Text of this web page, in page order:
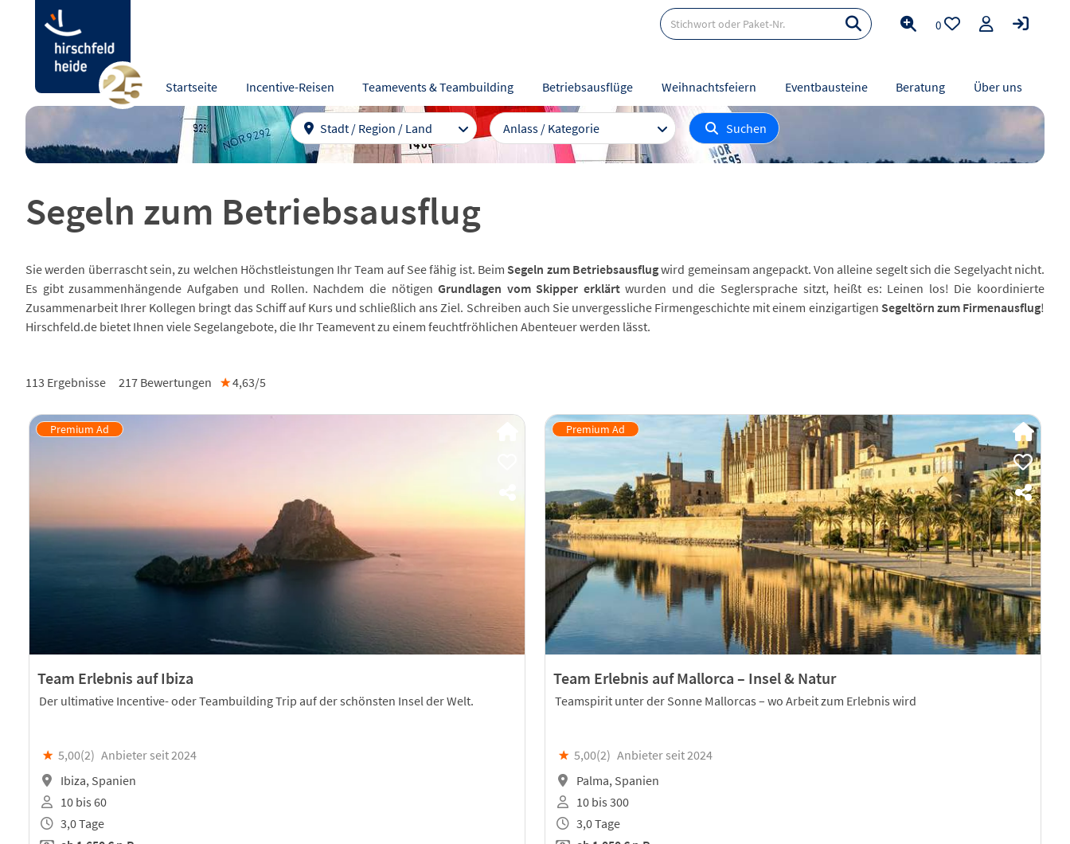
Startseite Incentive-Reisen Teamevents & Teambuilding Betriebsausflüge Weihnachtsfeiern Eventbausteine Beratung Über uns
0
Stadt / Region / Land Anlass / Kategorie Suchen
Segeln zum Betriebsausflug
Sie werden überrascht sein, zu welchen Höchstleistungen Ihr Team auf See fähig ist. Beim Segeln zum Betriebsausflugwird gemeinsam angepackt. Von alleine segelt sich die Segelyacht nicht.
Es gibt zusammenhängende Aufgaben und Rollen. Nachdem die nötigenGrundlagen vom Skipper erklärtwurden und die Seglersprache sitzt, heißt es: Leinen los! Die koordinierte
Zusammenarbeit Ihrer Kollegen bringt das Schiff auf Kurs und schließlich ans Ziel. Schreiben auch Sie unvergessliche Firmengeschichte mit einem einzigartigen Segeltörn zum Firmenausflug!
Hirschfeld.de bietet Ihnen viele Segelangebote, die Ihr Teamevent zu einem feuchtfröhlichen Abenteuer werden lässt.
113 Ergebnisse 217 Bewertungen ★4,63/5
Team Erlebnis auf Ibiza
Der ultimative Incentive- oder Teambuilding Trip auf der schönsten Insel der Welt.
★ 5,00(2) Anbieter seit 2024
Ibiza, Spanien
10 bis 60
3,0 Tage
Team Erlebnis auf Mallorca – Insel & Natur
Teamspirit unter der Sonne Mallorcas – wo Arbeit zum Erlebnis wird
★ 5,00(2) Anbieter seit 2024
Palma, Spanien
10 bis 300
3,0 Tage